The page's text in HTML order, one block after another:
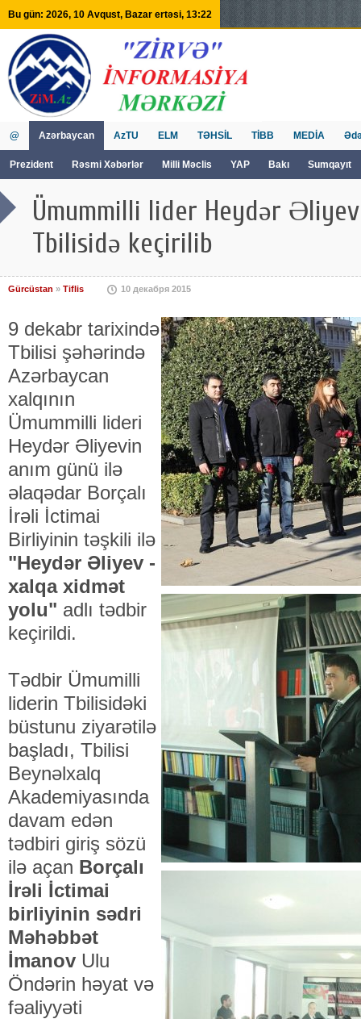
Bu gün: 2026, 10 Avqust, Bazar ertəsi, 13:22
@ Azərbaycan
Prezident Rəsmi Xəbərlər Milli Məclis YAP Bakı Sumqayıt
GVİİM
AzTU ELM TƏHSİL TİBB MEDİA
Ümummilli lider Heydər
Tbilisidə keçirilib
Gürcüstan » Tiflis 10 декабря 2015
9 dekabr tarixində
Tbilisi şəhərində
Azərbaycan
xalqının
Ümummilli lideri
Heydər Əliyevin
anım günü ilə
əlaqədar Borçalı
İrəli İctimai
Birliyinin təşkili ilə
"Heydər Əliyev -
xalqa xidmət
yolu" adlı tədbir
keçirildi.
Tədbir Ümumilli
liderin Tbilisidəki
büstunu ziyarətilə
başladı, Tbilisi
Beynəlxalq
Akademiyasında
davam edən
tədbiri giriş sözü
ilə açan Borçalı
İrəli İctimai
birliyinin sədri
Məhəbbət
İmanov Ulu
Öndərin həyat və
fəaliyyəti